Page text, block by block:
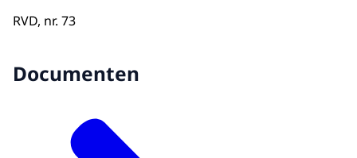
RVD, nr. 73
Documenten